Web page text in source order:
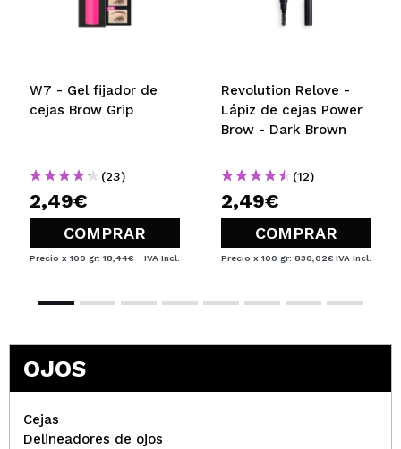
W7 - Gel fijador de
cejas Brow Grip
(23)
2,49€
COMPRAR
Precio x 100 gr: 18,44€ IVA Incl.
Revolution Relove -
Lápiz de cejas Power
Brow - Dark Brown
(12)
2,49€
COMPRAR
Precio x 100 gr: 830,02€ IVA Incl.
OJOS
Cejas
Delineadores de ojos